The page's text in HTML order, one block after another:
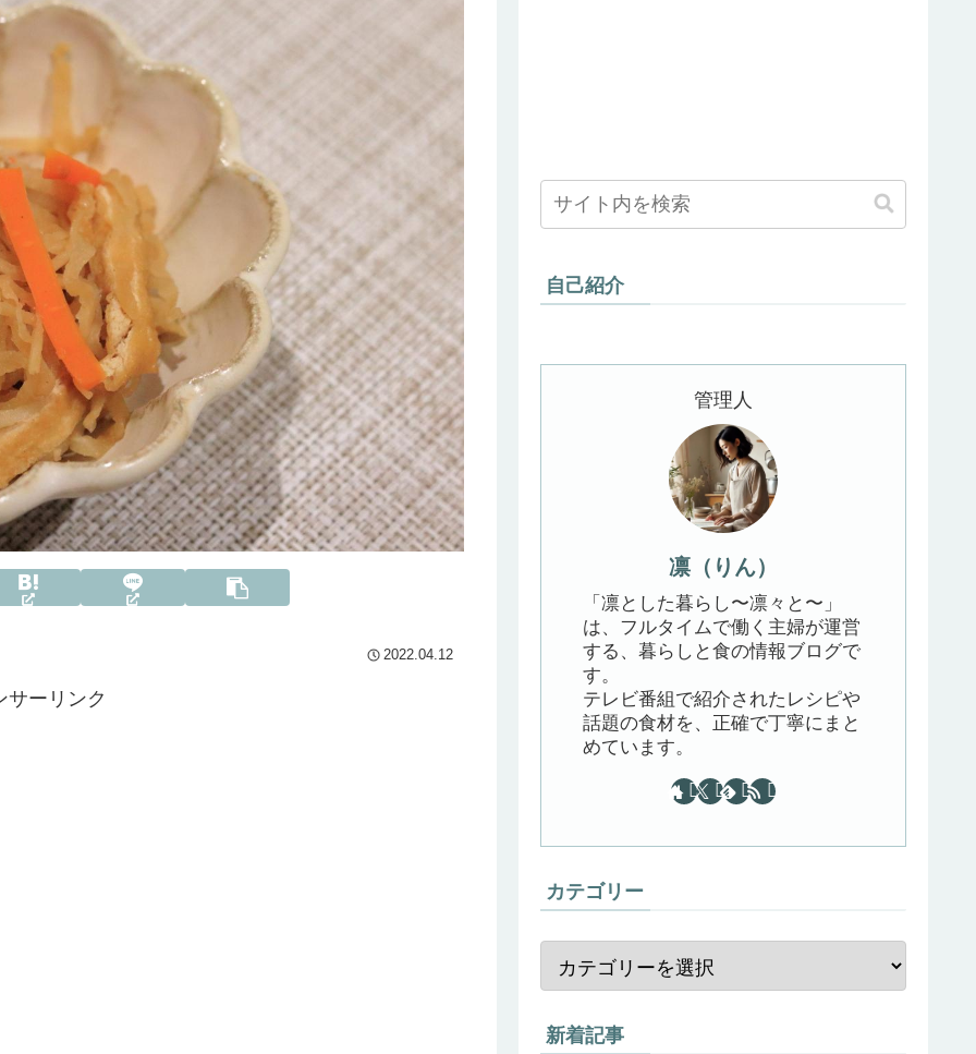
2022.04.12
サーリンク
自己紹介
管理人
凛（りん）
「凛とした暮らし〜凛々と〜」
は、フルタイムで働く主婦が運営
する、暮らしと食の情報ブログで
す。
テレビ番組で紹介されたレシピや
話題の食材を、正確で丁寧にまと
めています。
カテゴリー
新着記事